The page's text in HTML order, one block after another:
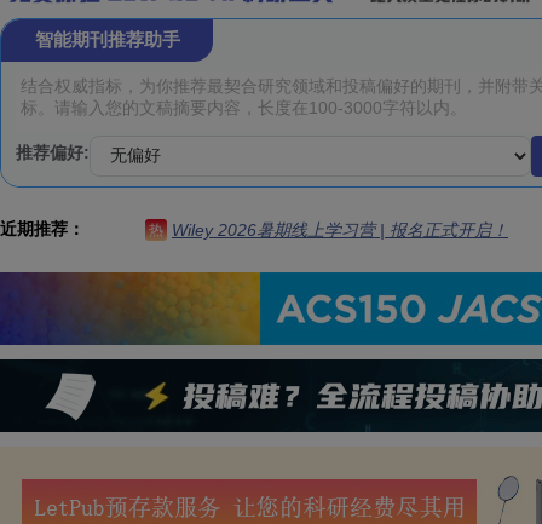
智能期刊推荐助手
推荐偏好:
近期推荐： 热 Wiley 2026暑期线上学习营 | 报名正式开启！